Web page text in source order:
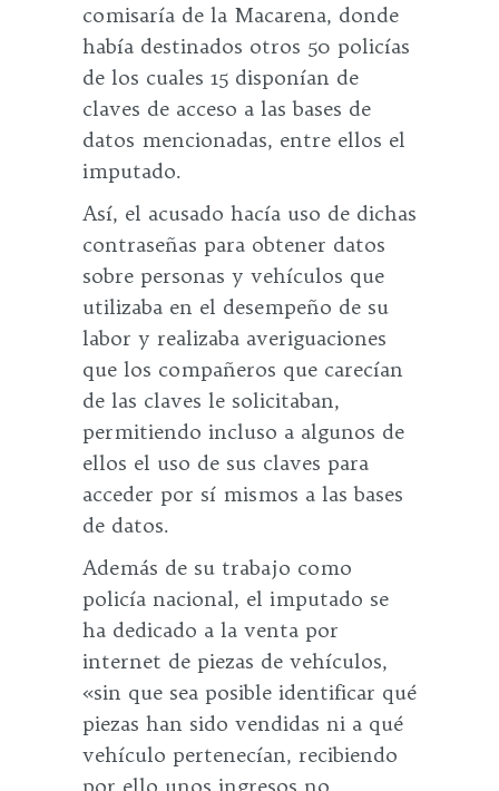
comisaría de la Macarena, donde
había destinados otros 50 policías
de los cuales 15 disponían de
claves de acceso a las bases de
datos mencionadas, entre ellos el
imputado.
Así, el acusado hacía uso de dichas
contraseñas para obtener datos
sobre personas y vehículos que
utilizaba en el desempeño de su
labor y realizaba averiguaciones
que los compañeros que carecían
de las claves le solicitaban,
permitiendo incluso a algunos de
ellos el uso de sus claves para
acceder por sí mismos a las bases
de datos.
Además de su trabajo como
policía nacional, el imputado se
ha dedicado a la venta por
internet de piezas de vehículos,
«sin que sea posible identificar qué
piezas han sido vendidas ni a qué
vehículo pertenecían, recibiendo